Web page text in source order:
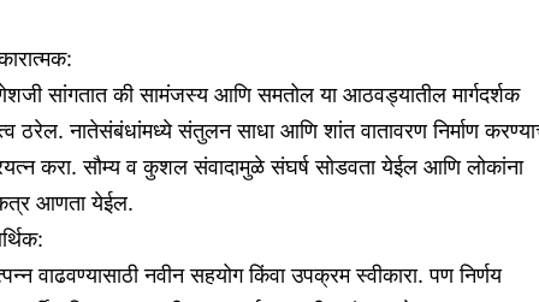
सांगतात की सामंजस्य आणि समतोल या आठवड्यातील मार्गदर्शक
ठरेल. नातेसंबंधांमध्ये संतुलन साधा आणि शांत वातावरण निर्माण
करा. सौम्य व कुशल संवादामुळे संघर्ष सोडवता येईल आणि लोकांना
आणता येईल.
वाढवण्यासाठी नवीन सहयोग किंवा उपक्रम स्वीकारा. पण निर्णय